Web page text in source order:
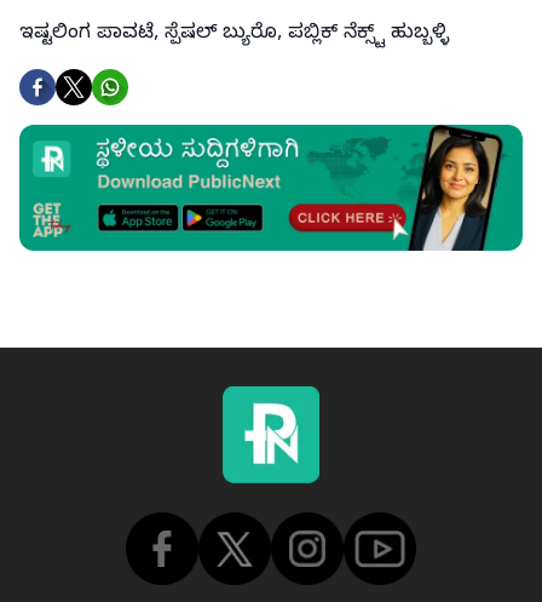
ಇಷ್ಟಲಿಂಗ ಪಾವಟೆ, ಸ್ಪೆಷಲ್ ಬ್ಯುರೊ, ಪಬ್ಲಿಕ್ ನೆಕ್ಸ್ಟ್ ಹುಬ್ಬಳ್ಳಿ